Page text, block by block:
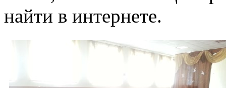
найти в интернете.